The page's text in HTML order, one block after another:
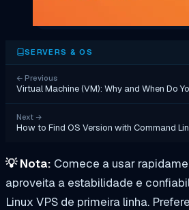
SERVERS & OS
← Previous
Virtual Machine (VM): Why and When Do
Next →
How to Find OS Version with Command
💡Nota: Comece a usar
aproveita a estabilidade e
Linux VPS de primeira linha.